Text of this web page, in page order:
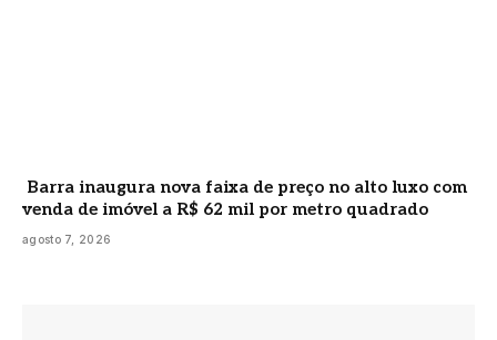
Barra inaugura nova faixa de preço no alto luxo com
venda de imóvel a R$ 62 mil por metro quadrado
agosto 7, 2026